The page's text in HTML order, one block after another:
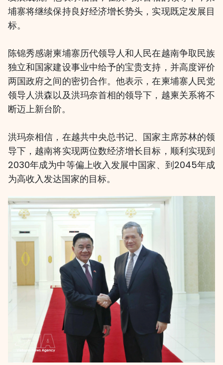
埔寨将继续保持良好经济增长势头，实现既定发展目
标。
陈锦秀感谢柬埔寨历代领导人和人民在越南争取民族
独立和国家建设事业中给予的宝贵支持，并高度评价
两国政府之间的密切合作。他表示，在柬埔寨人民党
领导人洪森以及洪玛奈首相的领导下，越柬关系将不
断迈上新台阶。
洪玛奈相信，在越共中央总书记、国家主席苏林的领
导下，越南将实现两位数经济增长目标，顺利实现到
2030年成为中等偏上收入发展中国家、到2045年成
为高收入发达国家的目标。